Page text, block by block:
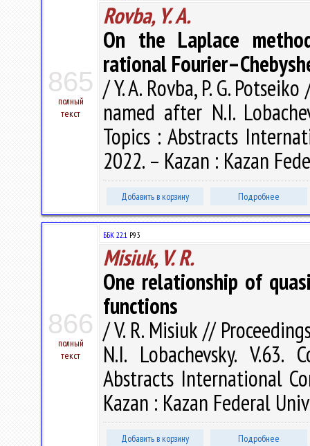
865
полный
текст
Rovba, Y. A.
On the Laplace
rational
/ Y. A. Rovba, P. G.
named after N.I.
Topics : Abstracts
2022. – Kazan : Kazan
Добавить в корзину Подробнее
866
полный
текст
ББК 22.1 P93
Misiuk, V. R.
One relationship of
functions
/ V. R. Misiuk //
N.I. Lobachevsky.
Abstracts International
Kazan : Kazan Federal
Добавить в корзину Подробнее